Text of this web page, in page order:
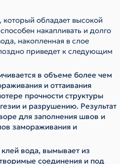
обладает высокой
накапливать и долго
накопленная в слое
приведет к следующим
в объеме более чем
и оттаивания
прочности структуры
и разрушению. Результат
для заполнения швов и
замораживания и
вода, вымывает из
соединения и под